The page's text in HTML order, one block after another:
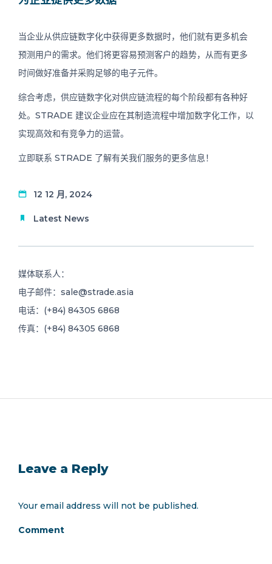
当企业从供应链数字化中获得更多数据时，他们就有更多机会
预测用户的需求。他们将更容易预测客户的趋势，从而有更多
时间做好准备并采购足够的电子元件。
综合考虑，供应链数字化对供应链流程的每个阶段都有各种好
处。STRADE 建议企业应在其制造流程中增加数字化工作，以
实现高效和有竞争力的运营。
立即联系 STRADE 了解有关我们服务的更多信息！
12 12 月, 2024
Latest News
媒体联系人：
电子邮件： sale@strade.asia
电话：(+84) 84305 6868
传真：(+84) 84305 6868
Leave a Reply
Your email address will not be published.
Comment